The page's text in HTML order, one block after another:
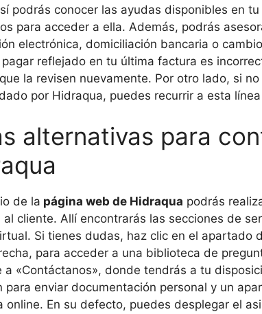
podrás conocer las ayudas disponibles en
para acceder a ella. Además, podrás
electrónica, domiciliación bancaria o
reflejado en tu última factura es
la revisen nuevamente. Por otro lado, si
por Hidraqua, puedes recurrir a esta
alternativas para
de la página web de Hidraqua podrás
al cliente. Allí encontrarás las secciones de
Si tienes dudas, haz clic en el apartado
para acceder a una biblioteca de
a «Contáctanos», donde tendrás a tu
para enviar documentación personal y un
online. En su defecto, puedes desplegar el